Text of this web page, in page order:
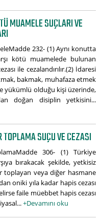
MUAMELE SUÇLARI VE
232- (1) Aynı konutta
kötü muamelede bulunan
ile cezalandırılır.(2) İdaresi
bakmak, muhafaza etmek
yükümlü olduğu kişi üzerinde,
doğan disiplin yetkisini...
SUÇU VE CEZASI
306- (1) Türkiye
bırakacak şekilde, yetkisiz
toplayan veya diğer hasmane
oniki yıla kadar hapis cezası
faile müebbet hapis cezası
+Devamını oku